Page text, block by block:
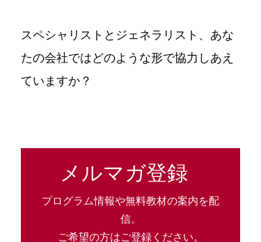
スペシャリストとジェネラリスト、あな
たの会社ではどのような形で協力しあえ
ていますか？
メルマガ登録
プログラム情報や無料教材の案内を配
信。
ご希望の方はご登録ください。